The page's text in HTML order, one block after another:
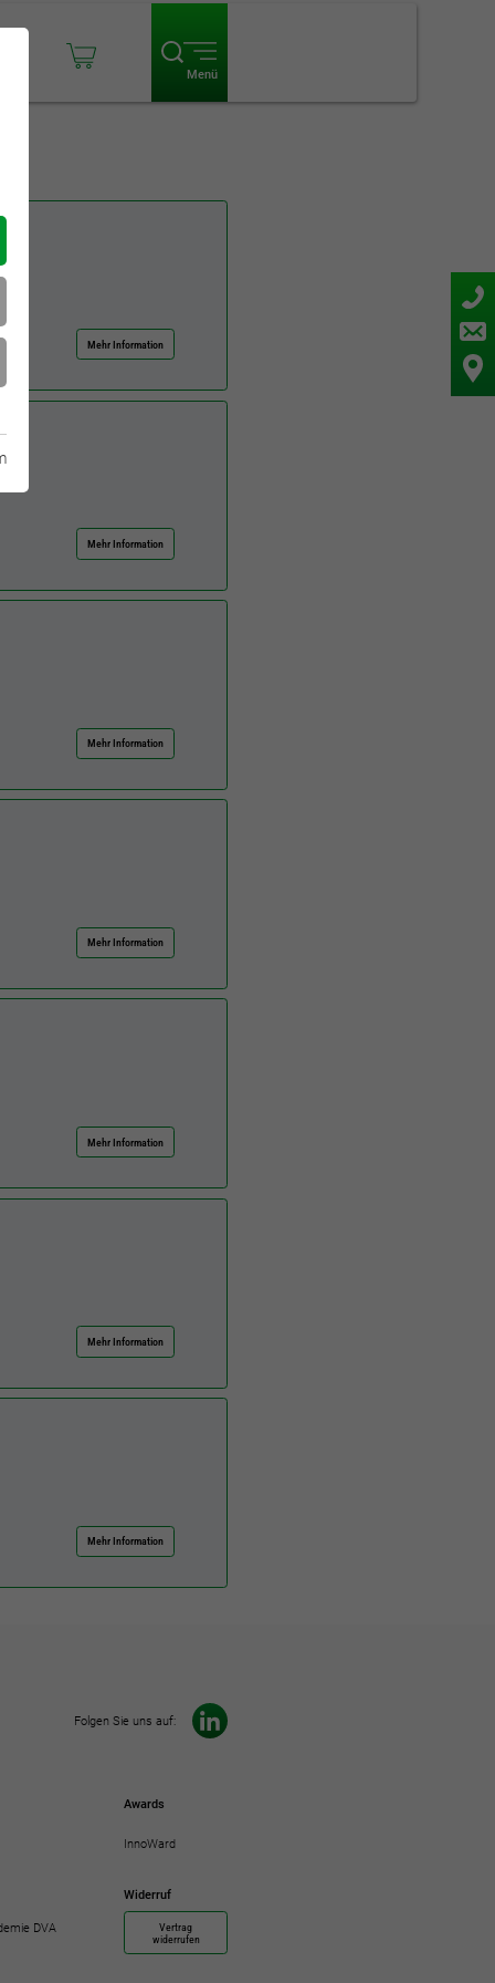
Menü
Mehr Information
Mehr Information
Mehr Information
Mehr Information
Mehr Information
Mehr Information
Mehr Information
Folgen Sie uns auf:
DVA
Awards
InnoWard
Widerruf
Vertrag
widerrufen